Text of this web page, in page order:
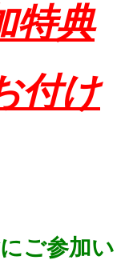
特典
付け
ご参加い